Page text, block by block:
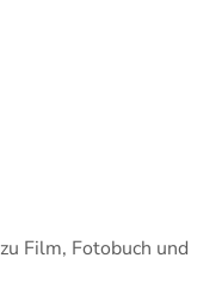
Film, Fotobuch und